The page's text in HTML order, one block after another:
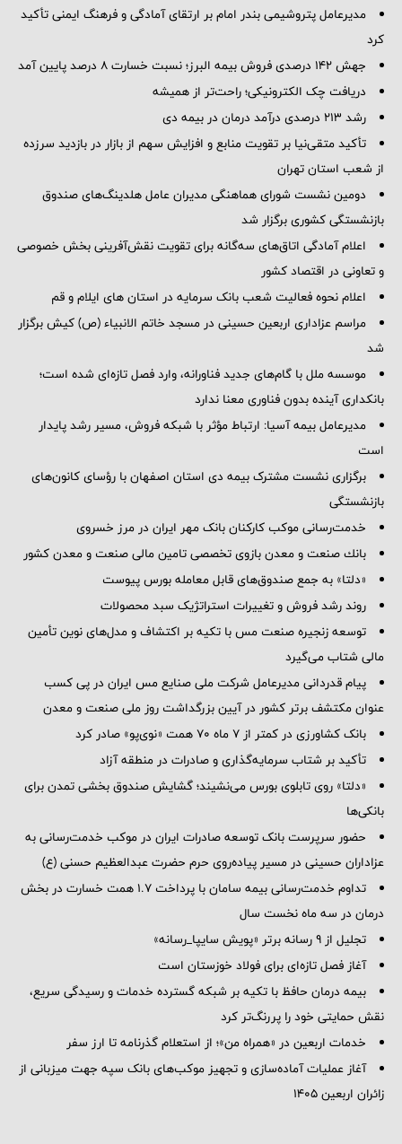
مدیرعامل پتروشیمی بندر امام بر ارتقای آمادگی و فرهنگ ایمنی تأکید
کرد
جهش 142 درصدی فروش بیمه البرز؛ نسبت خسارت 8 درصد پایین آمد
دریافت چک الکترونیکی؛ راحت‌تر از همیشه
رشد ۲۱۳ درصدی درآمد درمان در بیمه دی
تأکید متقی‌نیا بر تقویت منابع و افزایش سهم از بازار در بازدید سرزده
از شعب استان تهران
دومین نشست شورای هماهنگی مدیران عامل هلدینگ‌های صندوق
بازنشستگی کشوری برگزار شد
اعلام آمادگی اتاق‌های سه‌گانه برای تقویت نقش‌آفرینی بخش خصوصی
و تعاونی در اقتصاد کشور
اعلام نحوه فعالیت شعب بانک سرمایه در استان های ایلام و قم
مراسم عزاداری اربعین حسینی در مسجد خاتم ‌الانبیاء (ص) کیش برگزار
شد
موسسه ملل با گام‌های جدید فناورانه، وارد فصل تازه‌ای شده است؛
بانکداری آینده بدون فناوری معنا ندارد
مدیرعامل بیمه آسیا: ارتباط مؤثر با شبکه فروش، مسیر رشد پایدار
است
برگزاری نشست مشترک بیمه دی استان اصفهان با رؤسای کانون‌های
بازنشستگی
خدمت‌رسانی موکب کارکنان بانک مهر ایران در مرز خسروی
بانك صنعت و معدن بازوی تخصصی تامین مالی صنعت و معدن كشور
«دلتا» به جمع صندوق‌های قابل معامله بورس پیوست
روند رشد فروش و تغییرات استراتژیک سبد محصولات
توسعه زنجیره صنعت مس با تکیه بر اکتشاف و مدل‌های نوین تأمین
مالی شتاب می‌گیرد
پیام قدردانی مدیرعامل شرکت ملی صنایع مس ایران در پی کسب
عنوان مکتشف برتر کشور در آیین بزرگداشت روز ملی صنعت و معدن
بانک کشاورزی در کمتر از ۷ ماه ۷۰ همت «نوی‌پو» صادر کرد
تأکید بر شتاب سرمایه‌گذاری و صادرات در منطقه آزاد
«دلتا» روی تابلوی بورس می‌نشیند؛ گشایش صندوق بخشی تمدن برای
بانکی‌ها
حضور سرپرست بانک توسعه صادرات ایران در موکب خدمت‌رسانی به
عزاداران حسینی در مسیر پیاده‌روی حرم حضرت عبدالعظیم حسنی (ع)
تداوم خدمت‌رسانی بیمه سامان با پرداخت ۱.۷ همت خسارت در بخش
درمان در سه ماه نخست سال
تجلیل از ۹ رسانه برتر «پویش سایپا_رسانه»
آغاز فصل تازه‌ای برای فولاد خوزستان است
بیمه درمان حافظ با تکیه بر شبکه گسترده خدمات و رسیدگی سریع،
نقش حمایتی خود را پررنگ‌تر کرد
خدمات اربعین در «همراه من»؛ از استعلام گذرنامه تا ارز سفر
آغاز عملیات آماده‌سازی و تجهیز موکب‌های بانک سپه جهت میزبانی از
زائران اربعین ۱۴۰۵